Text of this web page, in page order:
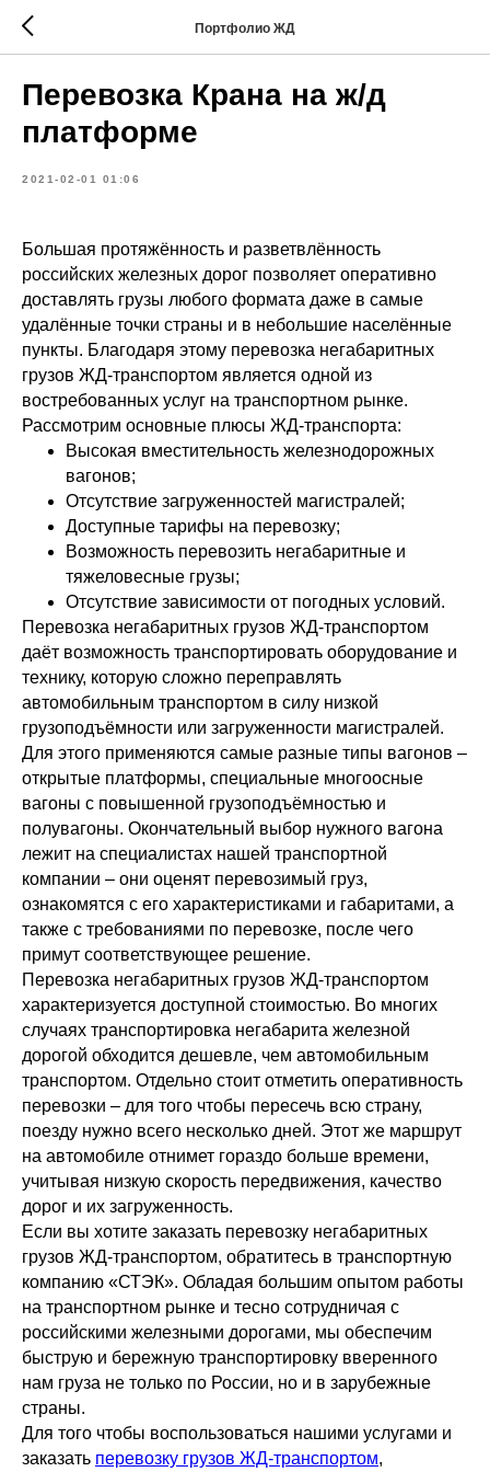
Портфолио ЖД
Перевозка Крана на ж/д
платформе
2021-02-01 01:06
Большая протяжённость и разветвлённость
российских железных дорог позволяет оперативно
доставлять грузы любого формата даже в самые
удалённые точки страны и в небольшие населённые
пункты. Благодаря этому перевозка негабаритных
грузов ЖД-транспортом является одной из
востребованных услуг на транспортном рынке.
Рассмотрим основные плюсы ЖД-транспорта:
Высокая вместительность железнодорожных
вагонов;
Отсутствие загруженностей магистралей;
Доступные тарифы на перевозку;
Возможность перевозить негабаритные и
тяжеловесные грузы;
Отсутствие зависимости от погодных условий.
Перевозка негабаритных грузов ЖД-транспортом
даёт возможность транспортировать оборудование и
технику, которую сложно переправлять
автомобильным транспортом в силу низкой
грузоподъёмности или загруженности магистралей.
Для этого применяются самые разные типы вагонов –
открытые платформы, специальные многоосные
вагоны с повышенной грузоподъёмностью и
полувагоны. Окончательный выбор нужного вагона
лежит на специалистах нашей транспортной
компании – они оценят перевозимый груз,
ознакомятся с его характеристиками и габаритами, а
также с требованиями по перевозке, после чего
примут соответствующее решение.
Перевозка негабаритных грузов ЖД-транспортом
характеризуется доступной стоимостью. Во многих
случаях транспортировка негабарита железной
дорогой обходится дешевле, чем автомобильным
транспортом. Отдельно стоит отметить оперативность
перевозки – для того чтобы пересечь всю страну,
поезду нужно всего несколько дней. Этот же маршрут
на автомобиле отнимет гораздо больше времени,
учитывая низкую скорость передвижения, качество
дорог и их загруженность.
Если вы хотите заказать перевозку негабаритных
грузов ЖД-транспортом, обратитесь в транспортную
компанию «СТЭК». Обладая большим опытом работы
на транспортном рынке и тесно сотрудничая с
российскими железными дорогами, мы обеспечим
быструю и бережную транспортировку вверенного
нам груза не только по России, но и в зарубежные
страны.
Для того чтобы воспользоваться нашими услугами и
заказать перевозку грузов ЖД-транспортом,